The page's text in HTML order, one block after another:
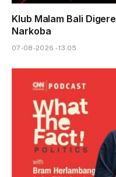
Klub Malam Bali
Narkoba
07-08-2026 - 13.05